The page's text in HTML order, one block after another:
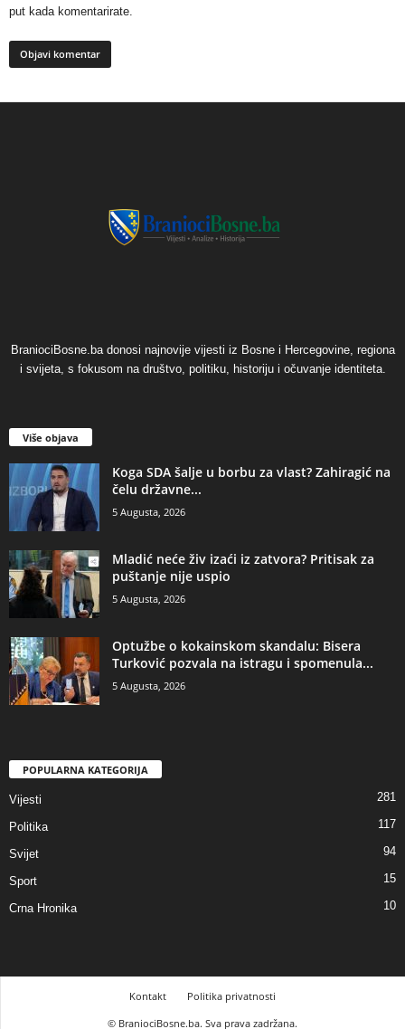
put kada komentarirate.
BraniociBosne.ba donosi najnovije vijesti iz Bosne i Hercegovine, regiona
i svijeta, s fokusom na društvo, politiku, historiju i očuvanje identiteta.
Više objava
​Koga SDA šalje u borbu za vlast? Zahiragić na
čelu državne...
5 Augusta, 2026
​Mladić neće živ izaći iz zatvora? Pritisak za
puštanje nije uspio
5 Augusta, 2026
​Optužbe o kokainskom skandalu: Bisera
Turković pozvala na istragu i spomenula...
5 Augusta, 2026
POPULARNA KATEGORIJA
Vijesti 281
Politika 117
Svijet 94
Sport 15
Crna Hronika 10
Kontakt
Politika privatnosti
© BraniociBosne.ba. Sva prava zadržana.